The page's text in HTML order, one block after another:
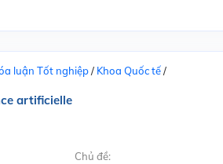
luận Tốt nghiệp/ Khoa Quốc tế/
artificielle
Chủ đề: